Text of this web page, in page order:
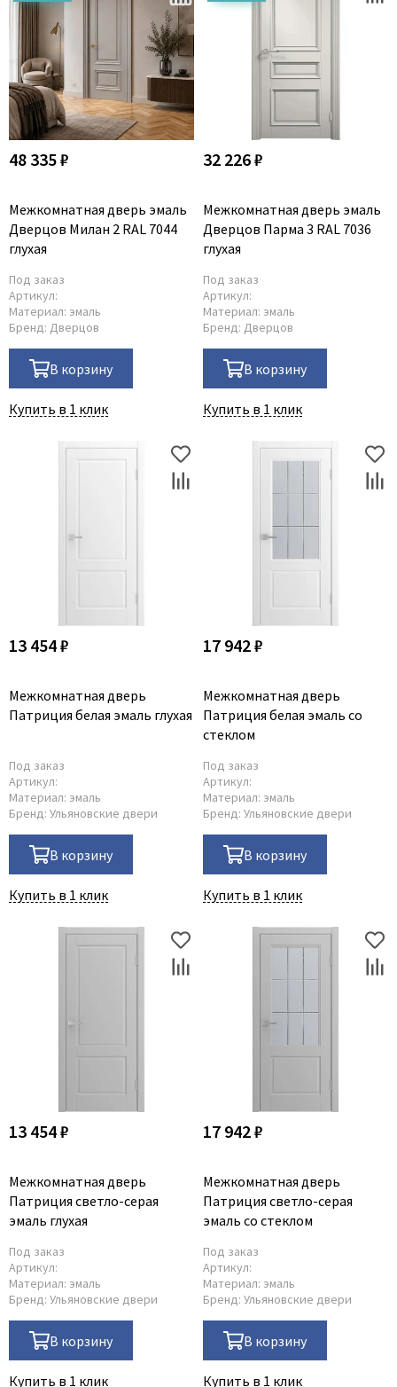
48 335 ₽
Межкомнатная дверь эмаль
Дверцов Милан 2 RAL 7044
глухая
Под заказ
Артикул:
Материал: эмаль
Бренд: Дверцов
В корзину
Купить в 1 клик
32 226 ₽
Межкомнатная дверь эмаль
Дверцов Парма 3 RAL 7036
глухая
Под заказ
Артикул:
Материал: эмаль
Бренд: Дверцов
В корзину
Купить в 1 клик
13 454 ₽
Межкомнатная дверь
Патриция белая эмаль глухая
Под заказ
Артикул:
Материал: эмаль
Бренд: Ульяновские двери
В корзину
Купить в 1 клик
17 942 ₽
Межкомнатная дверь
Патриция белая эмаль со
стеклом
Под заказ
Артикул:
Материал: эмаль
Бренд: Ульяновские двери
В корзину
Купить в 1 клик
13 454 ₽
Межкомнатная дверь
Патриция светло-серая
эмаль глухая
Под заказ
Артикул:
Материал: эмаль
Бренд: Ульяновские двери
В корзину
Купить в 1 клик
17 942 ₽
Межкомнатная дверь
Патриция светло-серая
эмаль со стеклом
Под заказ
Артикул:
Материал: эмаль
Бренд: Ульяновские двери
В корзину
Купить в 1 клик